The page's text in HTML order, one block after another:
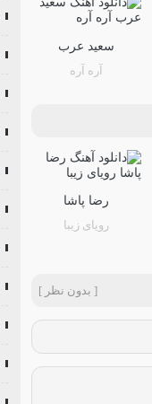
سعید عرب
آره آره
رضا پاشا
رویای زیبا
[ بدون نظر ]